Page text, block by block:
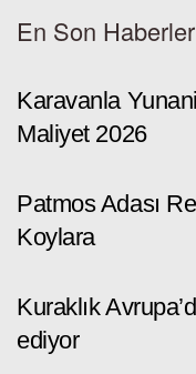
En Son Haberler
Karavanla
Maliyet 2026
Patmos Adası
Koylara
Kuraklık
ediyor